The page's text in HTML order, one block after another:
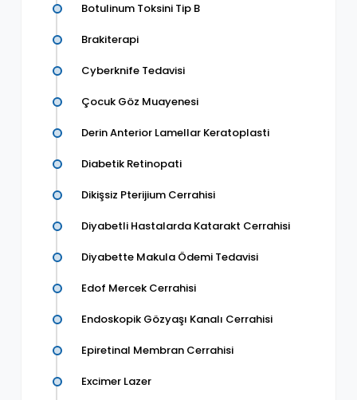
Botulinum Toksini Tip B
Brakiterapi
Cyberknife Tedavisi
Çocuk Göz Muayenesi
Derin Anterior Lamellar Keratoplasti
Diabetik Retinopati
Dikişsiz Pterijium Cerrahisi
Diyabetli Hastalarda Katarakt Cerrahisi
Diyabette Makula Ödemi Tedavisi
Edof Mercek Cerrahisi
Endoskopik Gözyaşı Kanalı Cerrahisi
Epiretinal Membran Cerrahisi
Excimer Lazer